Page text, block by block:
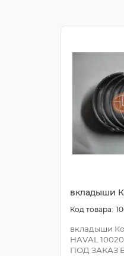
вкладыши
вкладыши
HAVAL
ПОД ЗАКАЗ